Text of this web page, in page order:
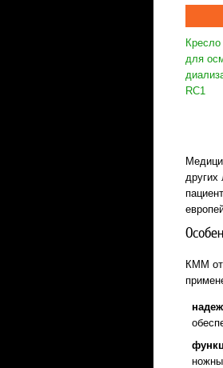
для
RC1
других
КММ